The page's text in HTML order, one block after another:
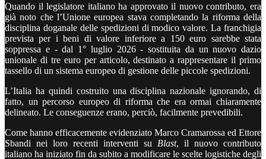
Quando il legislatore italiano ha approvato il nuovo contributo, era
già noto che l’Unione europea stava completando la riforma della
disciplina doganale delle spedizioni di modico valore. La franchigia
prevista per i beni di valore inferiore a 150 euro sarebbe stata
soppressa e - dal 1° luglio 2026 - sostituita da un nuovo dazio
unionale di tre euro per articolo, destinato a rappresentare il primo
tassello di un sistema europeo di gestione delle piccole spedizioni.
L’Italia ha quindi costruito una disciplina nazionale ignorando, di
fatto, un percorso europeo di riforma che era ormai chiaramente
delineato. Le conseguenze erano, perciò, facilmente prevedibili.
Come hanno efficacemente evidenziato Marco Cramarossa ed Ettore
Sbandi nei loro recenti interventi su Blast, il nuovo contributo
italiano ha iniziato fin da subito a modificare le scelte logistiche degli